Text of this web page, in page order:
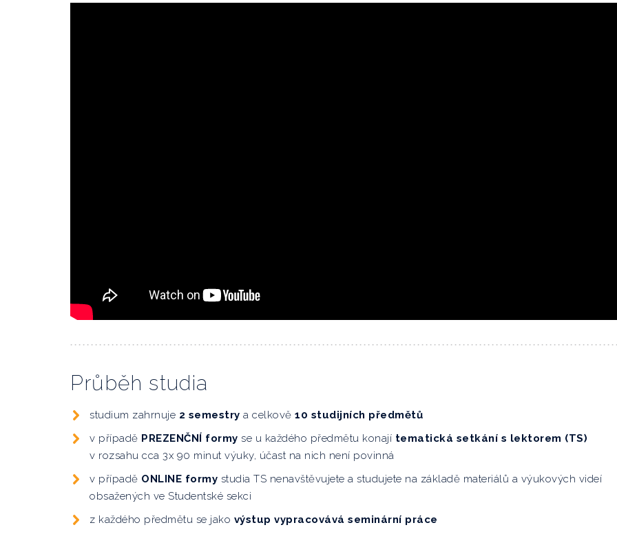
Průběh studia
studium zahrnuje 2 semestry a celkově 10 studijních předmětů
v případě PREZENČNÍ formy se u každého předmětu konají tematická setkání s lektorem (TS)
v rozsahu cca 3x 90 minut výuky, účast na nich není povinná
v případě ONLINE formy studia TS nenavštěvujete a studujete na základě materiálů a výukových videí
obsažených ve Studentské sekci
z každého předmětu se jako výstup vypracovává seminární práce